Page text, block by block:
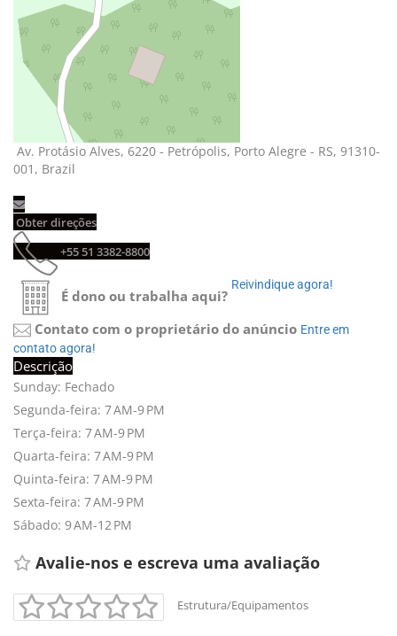
Av. Protásio Alves, 6220 - Petrópolis, Porto Alegre - RS, 91310-
001, Brazil
Obter direções
+55 51 3382-8800
É dono ou trabalha aqui?
Reivindique agora!
Contato com o proprietário do anúncio Entre em
contato agora!
Descrição
Sunday: Fechado
Segunda-feira: 7 AM-9 PM
Terça-feira: 7 AM-9 PM
Quarta-feira: 7 AM-9 PM
Quinta-feira: 7 AM-9 PM
Sexta-feira: 7 AM-9 PM
Sábado: 9 AM-12 PM
Avalie-nos e escreva uma avaliação
Estrutura/Equipamentos